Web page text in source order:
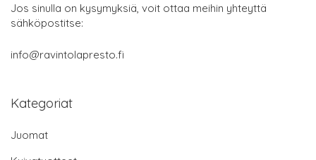
Jos sinulla on kysymyksiä, voit ottaa meihin yhteyttä
sähköpostitse:
info@ravintolapresto.fi
Kategoriat
Juomat